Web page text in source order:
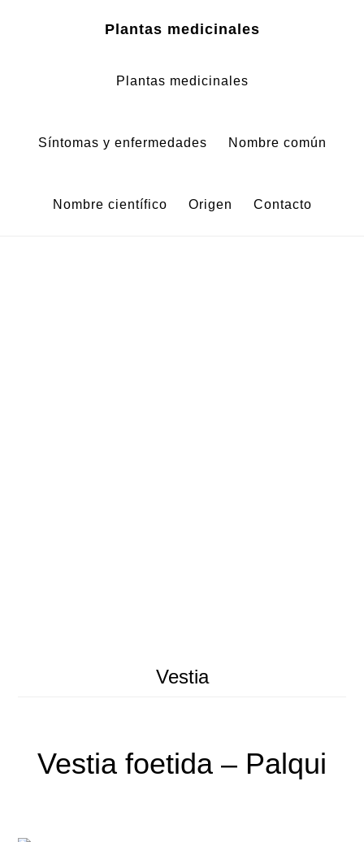
Plantas medicinales
Plantas medicinales
Síntomas y enfermedades Nombre común
Nombre científico Origen Contacto
Vestia
Vestia foetida – Palqui